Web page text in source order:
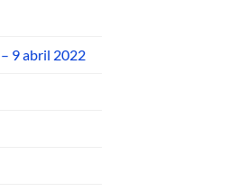
9 abril 2022